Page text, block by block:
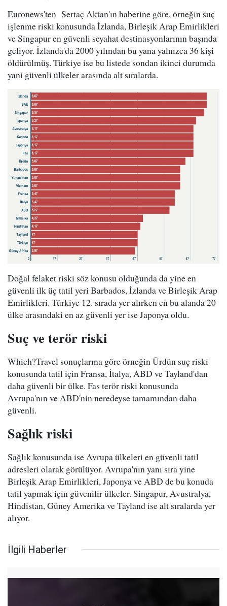
Euronews'ten Sertaç Aktan'ın haberine göre, örneğin suç
işlenme riski konusunda İzlanda, Birleşik Arap Emirlikleri
ve Singapur en güvenli seyahat destinasyonlarının başında
geliyor. İzlanda'da 2000 yılından bu yana yalnızca 36 kişi
öldürülmüş. Türkiye ise bu listede sondan ikinci durumda
yani güvenli ülkeler arasında alt sıralarda.
Doğal felaket riski söz konusu olduğunda da yine en
güvenli ilk üç tatil yeri Barbados, İzlanda ve Birleşik Arap
Emirlikleri. Türkiye 12. sırada yer alırken en bu alanda 20
ülke arasındaki en az güvenli yer ise Japonya oldu.
Suç ve terör riski
Which?Travel sonuçlarına göre örneğin Ürdün suç riski
konusunda tatil için Fransa, İtalya, ABD ve Tayland'dan
daha güvenli bir ülke. Fas terör riski konusunda
Avrupa'nın ve ABD'nin neredeyse tamamından daha
güvenli.
Sağlık riski
Sağlık konusunda ise Avrupa ülkeleri en güvenli tatil
adresleri olarak görülüyor. Avrupa'nın yanı sıra yine
Birleşik Arap Emirlikleri, Japonya ve ABD de bu konuda
tatil yapmak için güvenilir ülkeler. Singapur, Avustralya,
Hindistan, Güney Amerika ve Tayland ise alt sıralarda yer
alıyor.
İlgili Haberler